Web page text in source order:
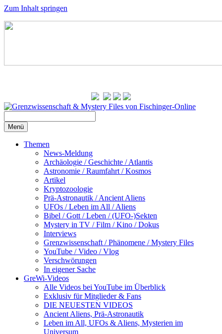
Zum Inhalt springen
Menü
Themen
News-Meldung
Archäologie / Geschichte / Atlantis
Astronomie / Raumfahrt / Kosmos
Artikel
Kryptozoologie
Prä-Astronautik / Ancient Aliens
UFOs / Leben im All / Aliens
Bibel / Gott / Leben / (UFO-)Sekten
Mystery in TV / Film / Kino / Dokus
Interviews
Grenzwissenschaft / Phänomene / Mystery Files
YouTube / Video / Vlog
Verschwörungen
In eigener Sache
GreWi-Videos
Alle Videos bei YouTube im Überblick
Exklusiv für Mitglieder & Fans
DIE NEUESTEN VIDEOS
Ancient Aliens, Prä-Astronautik
Leben im All, UFOs & Aliens, Mysterien im
Universum